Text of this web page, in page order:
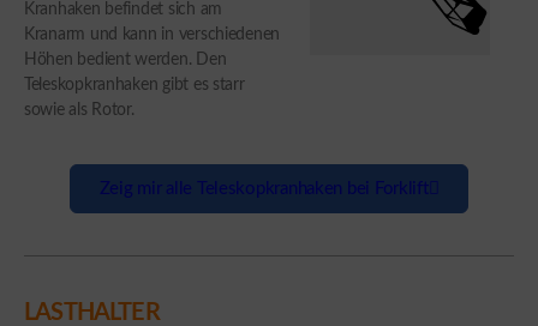
Kranhaken befindet sich am
Kranarm und kann in verschiedenen
Höhen bedient werden. Den
Teleskopkranhaken gibt es starr
sowie als Rotor.
Zeig mir alle Teleskopkranhaken bei Forklift
LASTHALTER